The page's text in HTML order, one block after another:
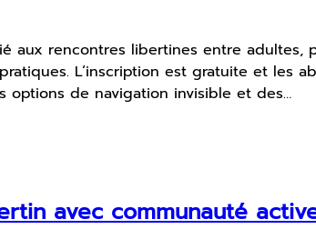
aux rencontres libertines entre
L’inscription est gratuite et les
options de navigation invisible et des…
avec communauté